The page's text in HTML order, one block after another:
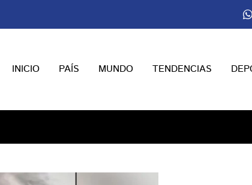
INICIO PAÍS MUNDO TENDENCIAS